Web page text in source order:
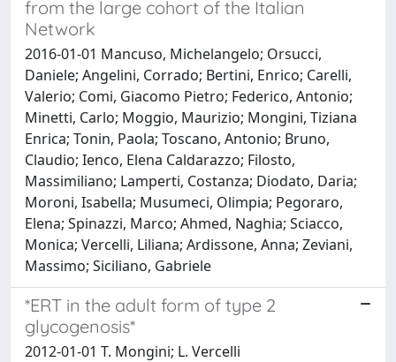
from the large cohort of the Italian
Network
2016-01-01 Mancuso, Michelangelo; Orsucci,
Daniele; Angelini, Corrado; Bertini, Enrico; Carelli,
Valerio; Comi, Giacomo Pietro; Federico, Antonio;
Minetti, Carlo; Moggio, Maurizio; Mongini, Tiziana
Enrica; Tonin, Paola; Toscano, Antonio; Bruno,
Claudio; Ienco, Elena Caldarazzo; Filosto,
Massimiliano; Lamperti, Costanza; Diodato, Daria;
Moroni, Isabella; Musumeci, Olimpia; Pegoraro,
Elena; Spinazzi, Marco; Ahmed, Naghia; Sciacco,
Monica; Vercelli, Liliana; Ardissone, Anna; Zeviani,
Massimo; Siciliano, Gabriele
*ERT in the adult form of type 2
glycogenosis*
2012-01-01 T. Mongini; L. Vercelli